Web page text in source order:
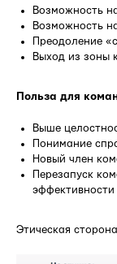
Возможность
Возможность
Преодоление
Выход из зоны
Польза для
Выше
Понимание
Новый член
Перезапуск
эффективности
Этическая